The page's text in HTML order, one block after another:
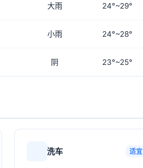
大雨 24°~29°
小雨 24°~28°
阴 23°~25°
洗车 适宜